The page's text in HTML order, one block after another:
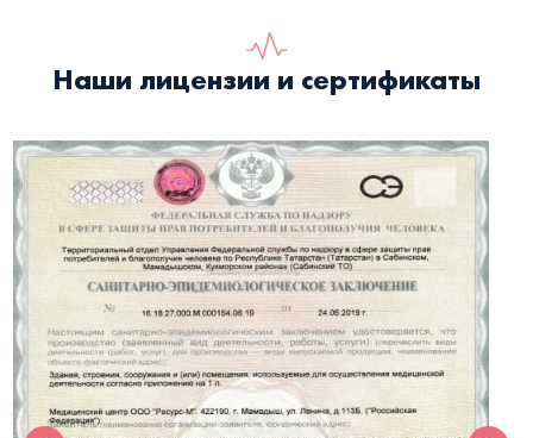
Наши лицензии и сертификаты